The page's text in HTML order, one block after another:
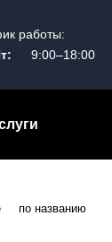
работы:
9:00–18:00
по названию